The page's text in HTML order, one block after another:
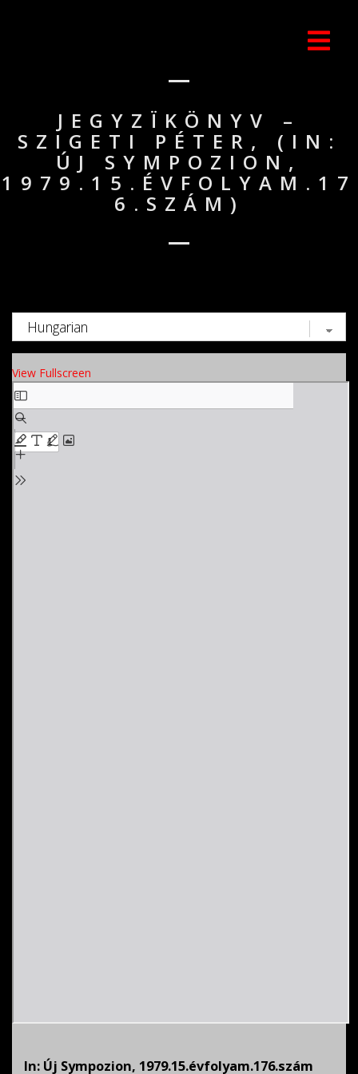
JEGYZÏKÖNYV –
SZIGETI PÉTER, (IN:
ÚJ SYMPOZION,
1979.15.ÉVFOLYAM.17
6.SZÁM)
View Fullscreen
In: Új Sympozion, 1979.15.évfolyam.176.szám